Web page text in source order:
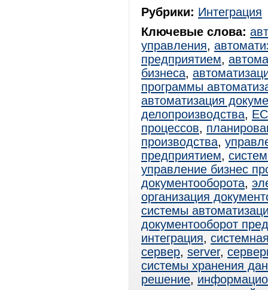
Рубрики: Интеграция
Ключевые слова:
управления,
предприятием,
бизнеса,
программы
автоматизация
делопроизводства,
процессов,
производства,
предприятием,
управление бизнес
документооборота,
организация
системы
документооборот
интеграция,
сервер, server,
системы хранения
решение,